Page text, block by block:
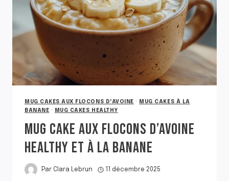
MUG CAKES AUX FLOCONS D'AVOINE ·
MUG CAKES À LA
BANANE · MUG CAKES HEALTHY
MUG CAKE AUX FLOCONS D’AVOINE
HEALTHY ET À LA BANANE
Par Clara Lebrun 11 décembre 2025